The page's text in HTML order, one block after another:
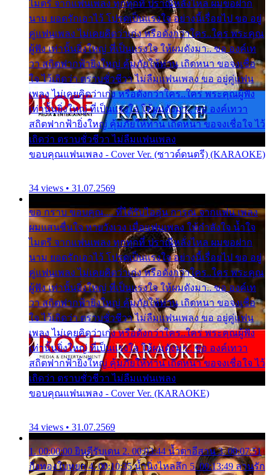
ไมตรี จากแฟนเพลง ทุกทุกที่ ปราณีหลั่งไหล ผมขอฝาก
นาม ยอดรักเอาไว้ โปรดเป็นแรงใจ อย่างนี้เรื่อยไป ขอ อยู่
คู่แฟนเพลง ไม่เคยคิดว่าเก่ง หรือดังกว่าใคร..ใคร พระคุณ
ผู้ฟัง เท่านั้นยิ่งใหญ่ ที่เป็นแรงใจ ให้ผมดังมา.. ขอ องค์เท
วา สถิตฟากฟ้ายิ่งใหญ่ คุ้มภัยให้ท่าน เถิดหนา ขอจงเชื่อ
ใจ ไว้เถิดว่า ตราบชั่วชีวา ไม่ลืมแฟนเพลง ขอ อยู่คู่แฟน
เพลง ไม่เคยคิดว่าเก่ง หรือดังกว่าใคร..ใคร พระคุณผู้ฟัง
เท่านั้นยิ่งใหญ่ ที่เป็นแรงใจ ให้ผมดังมา.. ขอ องค์เทวา
สถิตฟากฟ้ายิ่งใหญ่ คุ้มภัยให้ท่าน เถิดหนา ขอจงเชื่อใจ ไว้
เถิดว่า ตราบชั่วชีวา ไม่ลืมแฟนเพลง
ขอบคุณแฟนเพลง - Cover Ver. (ซาวด์ดนตรี) (KARAOKE)
34 views • 31.07.2569
ขอ กราบ ขอบคุณ.... ที่ได้รับไออุ่น การุณ จากแฟน เพลง
ผมแสนชื่นใจ หายวังเวง เมื่อแฟนเพลง ให้กำลังใจ น้ำใจ
ไมตรี จากแฟนเพลง ทุกทุกที่ ปราณีหลั่งไหล ผมขอฝาก
นาม ยอดรักเอาไว้ โปรดเป็นแรงใจ อย่างนี้เรื่อยไป ขอ อยู่
คู่แฟนเพลง ไม่เคยคิดว่าเก่ง หรือดังกว่าใคร..ใคร พระคุณ
ผู้ฟัง เท่านั้นยิ่งใหญ่ ที่เป็นแรงใจ ให้ผมดังมา.. ขอ องค์เท
วา สถิตฟากฟ้ายิ่งใหญ่ คุ้มภัยให้ท่าน เถิดหนา ขอจงเชื่อ
ใจ ไว้เถิดว่า ตราบชั่วชีวา ไม่ลืมแฟนเพลง ขอ อยู่คู่แฟน
เพลง ไม่เคยคิดว่าเก่ง หรือดังกว่าใคร..ใคร พระคุณผู้ฟัง
เท่านั้นยิ่งใหญ่ ที่เป็นแรงใจ ให้ผมดังมา.. ขอ องค์เทวา
สถิตฟากฟ้ายิ่งใหญ่ คุ้มภัยให้ท่าน เถิดหนา ขอจงเชื่อใจ ไว้
เถิดว่า ตราบชั่วชีวา ไม่ลืมแฟนเพลง
ขอบคุณแฟนเพลง - Cover Ver. (KARAOKE)
34 views • 31.07.2569
1. 00:00:00 ยินดีรับเดน 2. 00:03:44 น้ำตาอีสาน 3. 00:07:51
กิ่งทองใบหยก 4. 00:10:35 น้ำนิ่งไหลลึก 5. 00:13:49 ลานรัก